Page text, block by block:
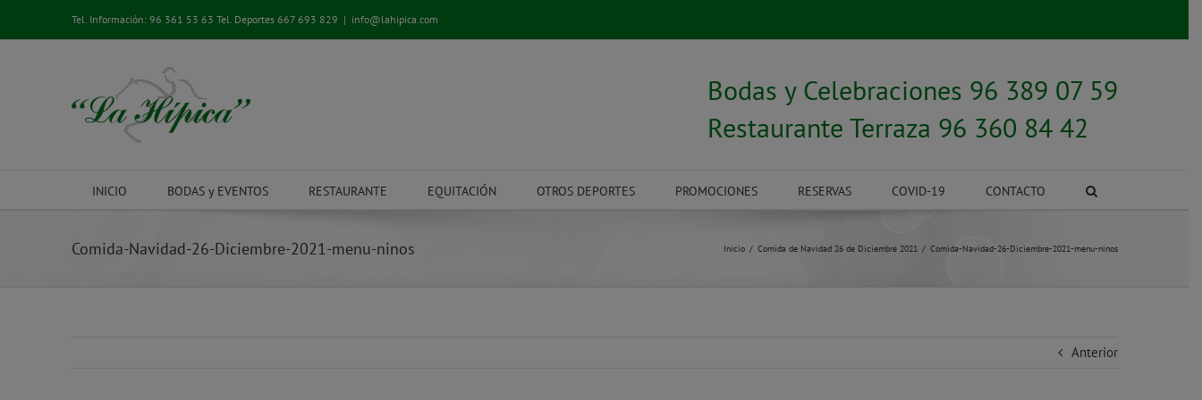
contenido
Tel. Información:96 361 53 63 Tel. Deportes667 693 829 | info@lahipica.com
Bodas y Celebraciones 96 389 07 59
Restaurante Terraza 96 360 84 42
INICIO BODAS y EVENTOS RESTAURANTE EQUITACIÓN OTROS DEPORTES PROMOCIONES RESERVAS COVID-19 CONTACTO
Comida-Navidad-26-Diciembre-2021-menu-ninos Inicio Comida de Navidad 26 de Diciembre 2021 Comida-Navidad-26-Diciembre-2021-menu-ninos
Anterior